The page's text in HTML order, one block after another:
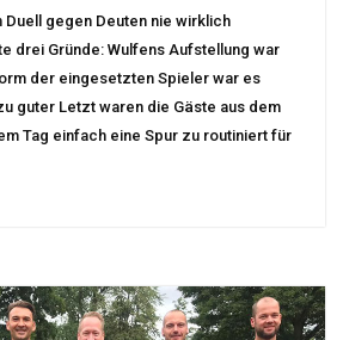
Duell gegen Deuten nie wirklich
drei Gründe: Wulfens Aufstellung war
der eingesetzten Spieler war es
guter Letzt waren die Gäste aus dem
Tag einfach eine Spur zu routiniert für